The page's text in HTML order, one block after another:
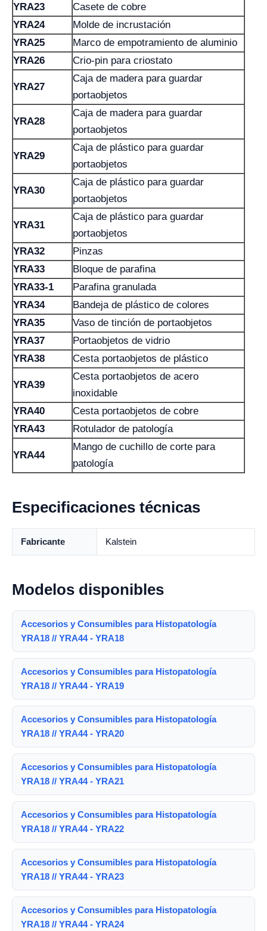
YRA23
Casete de cobre
YRA24
Molde de incrustación
YRA25
Marco de empotramiento de aluminio
YRA26
Crio-pin para criostato
YRA27
Caja de madera para guardar
portaobjetos
YRA28
Caja de madera para guardar
portaobjetos
YRA29
Caja de plástico para guardar
portaobjetos
YRA30
Caja de plástico para guardar
portaobjetos
YRA31
Caja de plástico para guardar
portaobjetos
YRA32
Pinzas
YRA33
Bloque de parafina
YRA33-1
Parafina granulada
YRA34
Bandeja de plástico de colores
YRA35
Vaso de tinción de portaobjetos
YRA37
Portaobjetos de vidrio
YRA38
Cesta portaobjetos de plástico
YRA39
Cesta portaobjetos de acero
inoxidable
YRA40
Cesta portaobjetos de cobre
YRA43
Rotulador de patología
YRA44
Mango de cuchillo de corte para
patología
Especificaciones técnicas
Fabricante Kalstein
Modelos disponibles
Accesorios y Consumibles para Histopatología
YRA18 // YRA44 - YRA18
Accesorios y Consumibles para Histopatología
YRA18 // YRA44 - YRA19
Accesorios y Consumibles para Histopatología
YRA18 // YRA44 - YRA20
Accesorios y Consumibles para Histopatología
YRA18 // YRA44 - YRA21
Accesorios y Consumibles para Histopatología
YRA18 // YRA44 - YRA22
Accesorios y Consumibles para Histopatología
YRA18 // YRA44 - YRA23
Accesorios y Consumibles para Histopatología
YRA18 // YRA44 - YRA24